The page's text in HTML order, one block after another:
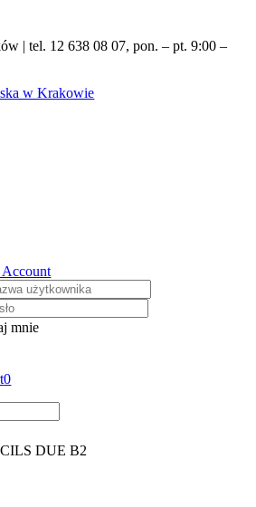
| tel. 12 638 08 07, pon. – pt. 9:00 –
mnie
0
CILS DUE B2